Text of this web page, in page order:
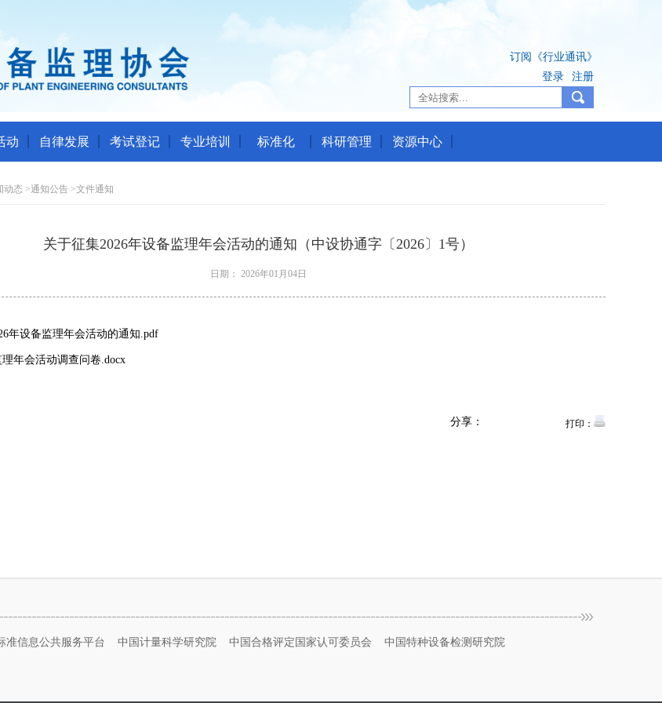
订阅《行业通讯》
注册
登录
动 自律发展 考试登记 专业培训 标准化 科研管理 资源中心
动态 >通知公告 >文件通知
关于征集2026年设备监理年会活动的通知（中设协通字〔2026〕1号）
日期： 2026年01月04日
年设备监理年会活动的通知.pdf
年会活动调查问卷.docx
打印：
分享：
准信息公共服务平台 中国计量科学研究院 中国合格评定国家认可委员会
中国特种设备检测研究院